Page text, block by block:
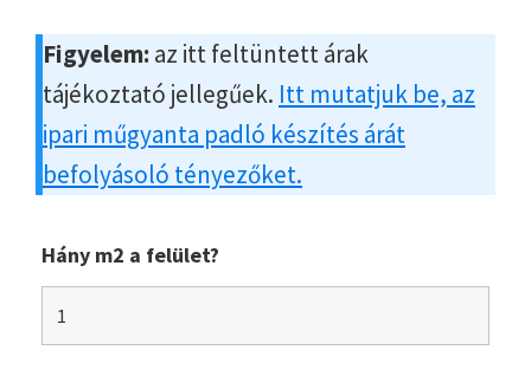
Figyelem: az itt feltüntett árak
tájékoztató jellegűek. Itt mutatjuk be, az
ipari műgyanta padló készítés árát
befolyásoló tényezőket.
Hány m2 a felület?